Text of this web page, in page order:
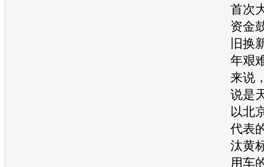
首次
资金
旧换
年艰
来说
说是
以北
代表
汰黄
用车